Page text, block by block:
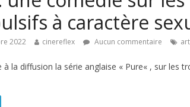
à caractère
2022 cinereflex Aucun commentaire
la diffusion la série anglaise « Pure« , sur les